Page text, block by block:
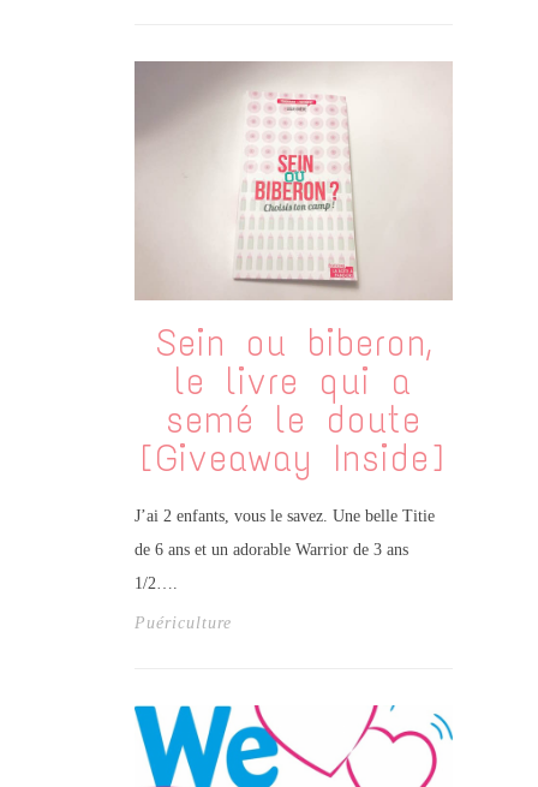
Sein ou biberon,
le livre qui a
semé le doute
[Giveaway Inside]
J’ai 2 enfants, vous le savez. Une belle Titie
de 6 ans et un adorable Warrior de 3 ans
1/2….
Puériculture